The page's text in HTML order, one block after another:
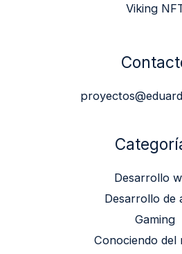
Viking
Desarrollo
Desarrollo de
Gaming
Conociendo del